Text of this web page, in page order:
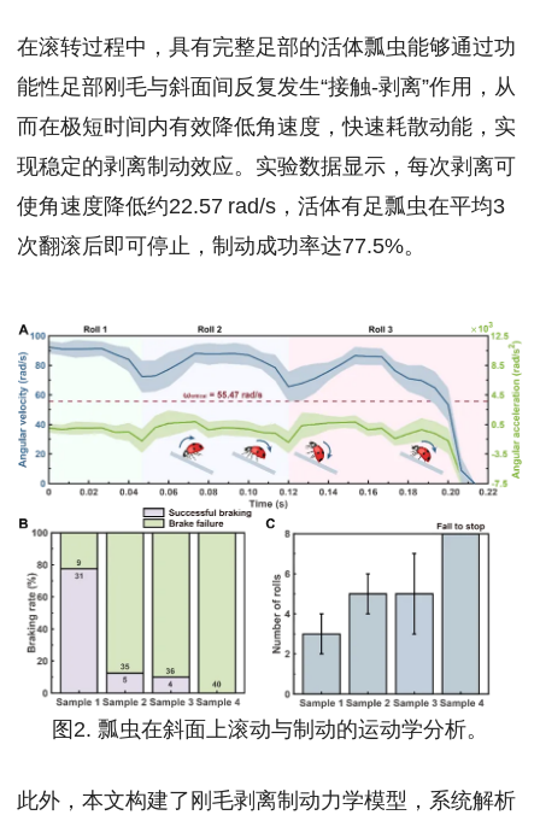
在滚转过程中，具有完整足部的活体瓢虫能够通过功
能性足部刚毛与斜面间反复发生“接触-剥离”作用，从
而在极短时间内有效降低角速度，快速耗散动能，实
现稳定的剥离制动效应。实验数据显示，每次剥离可
使角速度降低约22.57 rad/s，活体有足瓢虫在平均3
次翻滚后即可停止，制动成功率达77.5%。
图2. 瓢虫在斜面上滚动与制动的运动学分析。
此外，本文构建了刚毛剥离制动力学模型，系统解析